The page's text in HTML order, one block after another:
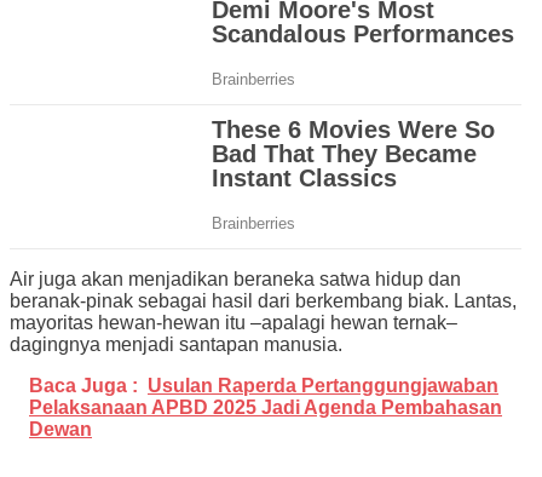
Air juga akan menjadikan beraneka satwa hidup dan
beranak-pinak sebagai hasil dari berkembang biak. Lantas,
mayoritas hewan-hewan itu –apalagi hewan ternak–
dagingnya menjadi santapan manusia.
Baca Juga : Usulan Raperda Pertanggungjawaban
Pelaksanaan APBD 2025 Jadi Agenda Pembahasan
Dewan